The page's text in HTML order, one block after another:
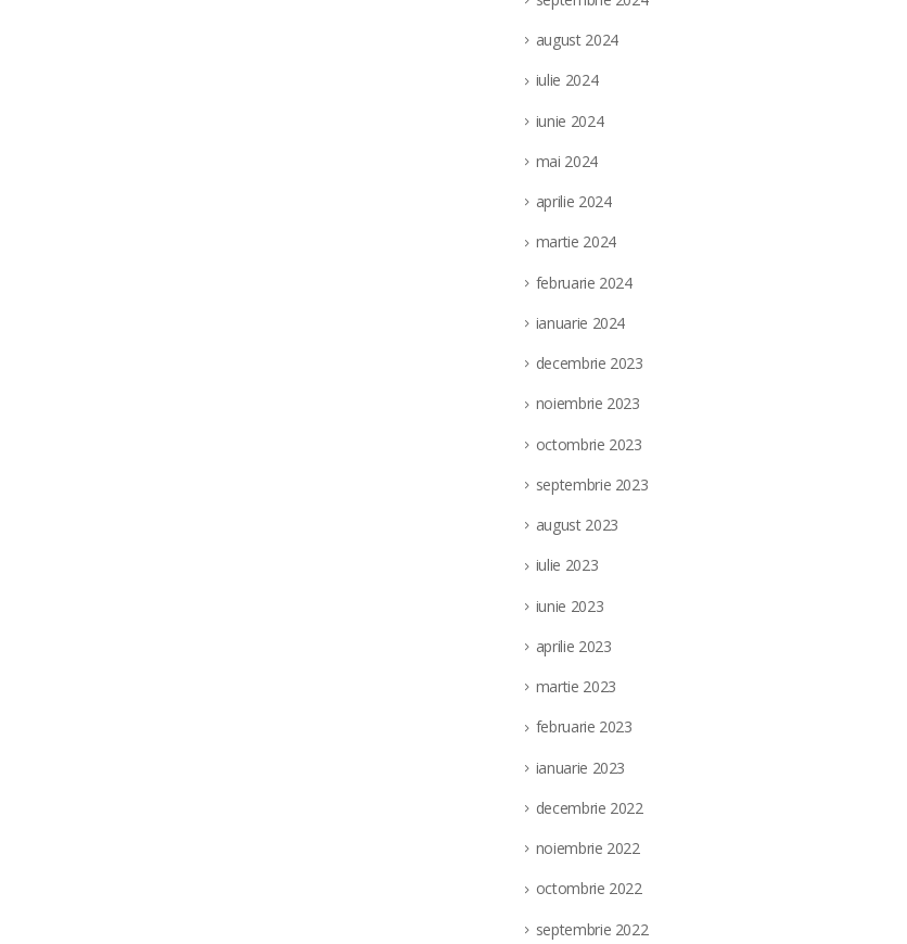
august 2024
iulie 2024
iunie 2024
mai 2024
aprilie 2024
martie 2024
februarie 2024
ianuarie 2024
decembrie 2023
noiembrie 2023
octombrie 2023
septembrie 2023
august 2023
iulie 2023
iunie 2023
aprilie 2023
martie 2023
februarie 2023
ianuarie 2023
decembrie 2022
noiembrie 2022
octombrie 2022
septembrie 2022